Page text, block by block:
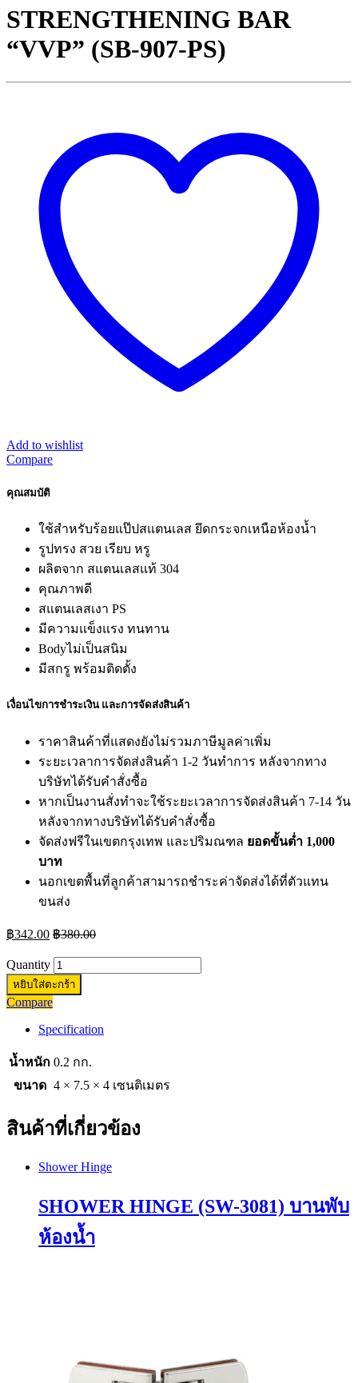
STRENGTHENING BAR
“VVP” (SB-907-PS)
Add to wishlist
Compare
คุณสมบัติ
ใช้สำหรับร้อยแป๊ปสแตนเลส ยึดกระจกเหนือห้องน้ำ
รูปทรง สวย เรียบ หรู
ผลิตจาก สแตนเลสแท้ 304
คุณภาพดี
สแตนเลสเงา PS
มีความแข็งแรง ทนทาน
Bodyไม่เป็นสนิม
มีสกรู พร้อมติดตั้ง
เงื่อนไขการชำระเงิน และการจัดส่งสินค้า
ราคาสินค้าที่แสดงยังไม่รวมภาษีมูลค่าเพิ่ม
ระยะเวลาการจัดส่งสินค้า 1-2 วันทำการ หลังจากทาง
บริษัทได้รับคำสั่งซื้อ
หากเป็นงานสั่งทำจะใช้ระยะเวลาการจัดส่งสินค้า 7-14 วัน
หลังจากทางบริษัทได้รับคำสั่งซื้อ
จัดส่งฟรีในเขตกรุงเทพ และปริมณฑล ยอดขั้นต่ำ 1,000
บาท
นอกเขตพื้นที่ลูกค้าสามารถชำระค่าจัดส่งได้ที่ตัวแทน
ขนส่ง
฿342.00 ฿380.00
Quantity
หยิบใส่ตะกร้า
Compare
Specification
น้ำหนัก 0.2 กก.
ขนาด 4 × 7.5 × 4 เซนติเมตร
สินค้าที่เกี่ยวข้อง
Shower Hinge
SHOWER HINGE (SW-3081) บานพับ
ห้องน้ำ